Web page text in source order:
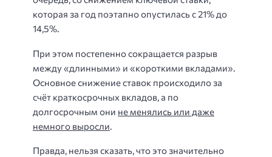
которая за год поэтапно опустилась с 21% до
14,5%.
При этом постепенно сокращается разрыв
между «длинными» и «короткими вкладами».
Основное снижение ставок происходило за
счёт краткосрочных вкладов, а по
долгосрочным они не менялись или даже
немного выросли.
Правда, нельзя сказать, что это значительно